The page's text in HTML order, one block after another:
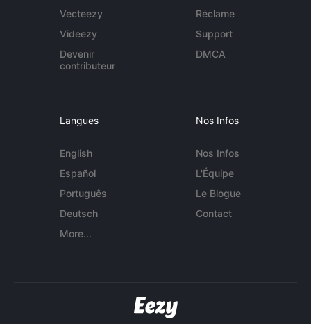
Vecteezy
Videezy
Devenir
contributeur
Réclame
Support
DMCA
Langues
English
Español
Português
Deutsch
More...
Nos Infos
Nos Infos
L'Équipe
Le Blogue
Contact